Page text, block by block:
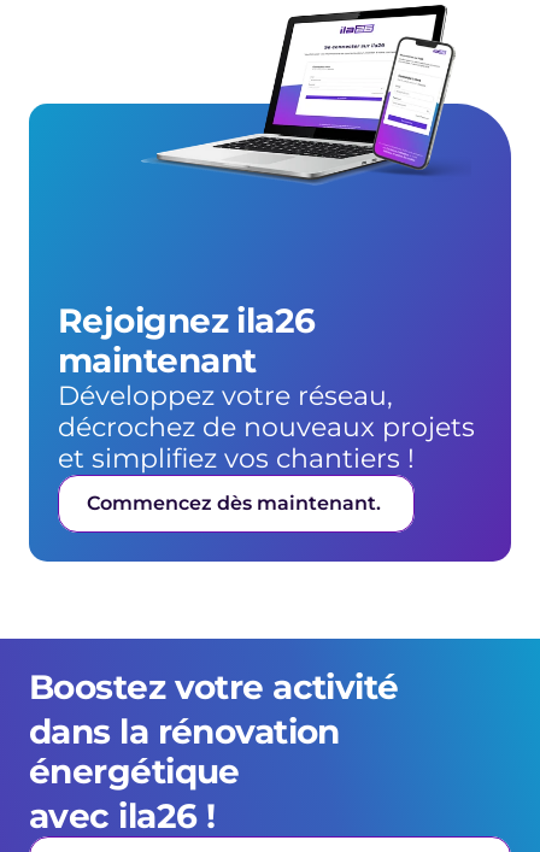
Rejoignez ila26
maintenant
Développez votre réseau,
décrochez de nouveaux projets
et simplifiez vos chantiers !
Commencez dès maintenant.
Boostez votre activité
dans la rénovation
énergétique
avec ila26 !